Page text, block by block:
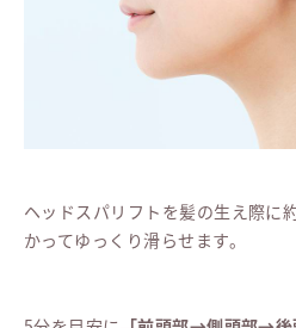
ヘッドスパリフトを髪の生え際に
かってゆっくり滑らせます。